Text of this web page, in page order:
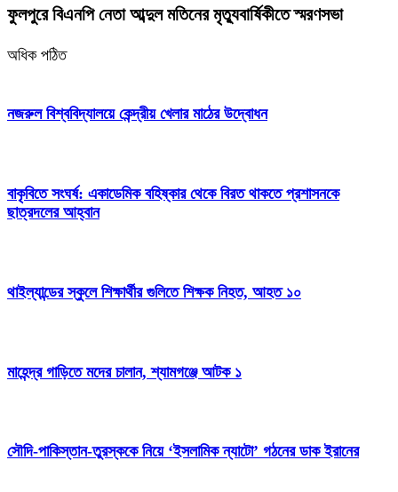
ফুলপুরে বিএনপি নেতা আব্দুল মতিনের মৃত্যুবার্ষিকীতে স্মরণসভা
অধিক পঠিত
নজরুল বিশ্ববিদ্যালয়ে কেন্দ্রীয় খেলার মাঠের উদ্বোধন
বাকৃবিতে সংঘর্ষ: একাডেমিক বহিষ্কার থেকে বিরত থাকতে প্রশাসনকে
ছাত্রদলের আহ্বান
থাইল্যান্ডের স্কুলে শিক্ষার্থীর গুলিতে শিক্ষক নিহত, আহত ১০
মাহেন্দ্র গাড়িতে মদের চালান, শ্যামগঞ্জে আটক ১
সৌদি-পাকিস্তান-তুরস্ককে নিয়ে ‘ইসলামিক ন্যাটো’ গঠনের ডাক ইরানের